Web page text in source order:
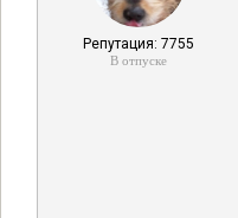
Репутация: 7755
В отпуске